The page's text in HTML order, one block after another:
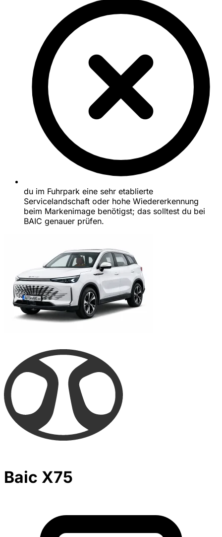
du im Fuhrpark eine sehr etablierte
Servicelandschaft oder hohe Wiedererkennung
beim Markenimage benötigst; das solltest du bei
BAIC genauer prüfen.
Baic X75